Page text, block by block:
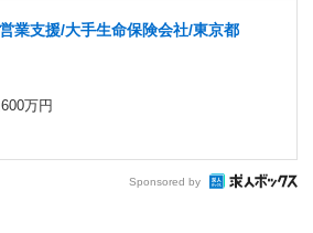
業支援/大手生命保険会社/東京都
万円
Sponsored by